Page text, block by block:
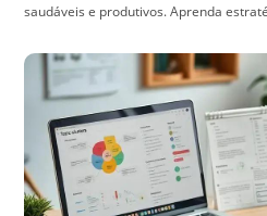
saudáveis e produtivos. Aprenda